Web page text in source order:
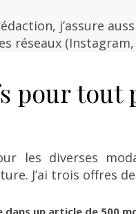
j’assure
réseaux
pour tout
les diverses
J’ai trois offres
un article de 500